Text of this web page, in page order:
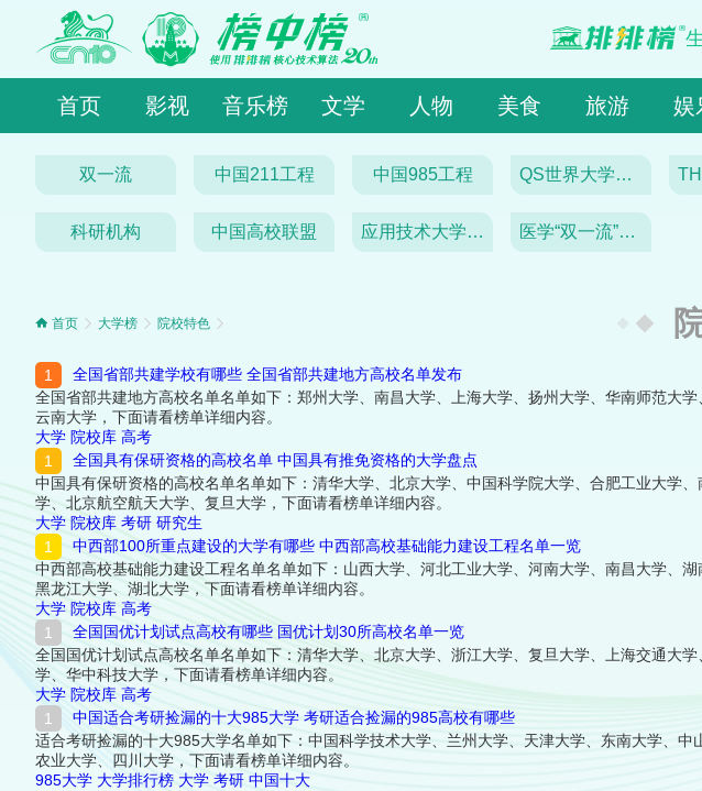
首页 影视 音乐榜 文学 人物 美食 旅游 娱
双一流 中国211工程 中国985工程 QS世界大学排名
科研机构 中国高校联盟 应用技术大学(学院)联盟 医学“双一流”建设联盟
首页 大学榜 院校特色
全国省部共建学校有哪些 全国省部共建地方高校名单发布
全国省部共建地方高校名单名单如下：郑州大学、南昌大学、上海大学、扬州大学、华南师范大
云南大学，下面请看榜单详细内容。
大学 院校库 高考
全国具有保研资格的高校名单 中国具有推免资格的大学盘点
中国具有保研资格的高校名单名单如下：清华大学、北京大学、中国科学院大学、合肥工业大学
学、北京航空航天大学、复旦大学，下面请看榜单详细内容。
大学 院校库 考研 研究生
中西部100所重点建设的大学有哪些 中西部高校基础能力建设工程名单一览
中西部高校基础能力建设工程名单名单如下：山西大学、河北工业大学、河南大学、南昌大学、
黑龙江大学、湖北大学，下面请看榜单详细内容。
大学 院校库 高考
全国国优计划试点高校有哪些 国优计划30所高校名单一览
全国国优计划试点高校名单名单如下：清华大学、北京大学、浙江大学、复旦大学、上海交通大
学、华中科技大学，下面请看榜单详细内容。
大学 院校库 高考
中国适合考研捡漏的十大985大学 考研适合捡漏的985高校有哪些
适合考研捡漏的十大985大学名单如下：中国科学技术大学、兰州大学、天津大学、东南大学、
农业大学、四川大学，下面请看榜单详细内容。
985大学 大学排行榜 大学 考研 中国十大